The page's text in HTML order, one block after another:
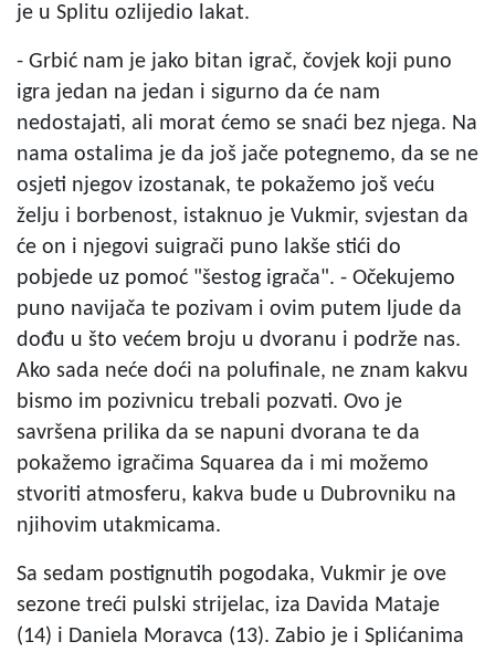
je u Splitu ozlijedio lakat.
- Grbić nam je jako bitan igrač, čovjek koji puno
igra jedan na jedan i sigurno da će nam
nedostajati, ali morat ćemo se snaći bez njega. Na
nama ostalima je da još jače potegnemo, da se ne
osjeti njegov izostanak, te pokažemo još veću
želju i borbenost, istaknuo je Vukmir, svjestan da
će on i njegovi suigrači puno lakše stići do
pobjede uz pomoć "šestog igrača". - Očekujemo
puno navijača te pozivam i ovim putem ljude da
dođu u što većem broju u dvoranu i podrže nas.
Ako sada neće doći na polufinale, ne znam kakvu
bismo im pozivnicu trebali pozvati. Ovo je
savršena prilika da se napuni dvorana te da
pokažemo igračima Squarea da i mi možemo
stvoriti atmosferu, kakva bude u Dubrovniku na
njihovim utakmicama.
Sa sedam postignutih pogodaka, Vukmir je ove
sezone treći pulski strijelac, iza Davida Mataje
(14) i Daniela Moravca (13). Zabio je i Splićanima